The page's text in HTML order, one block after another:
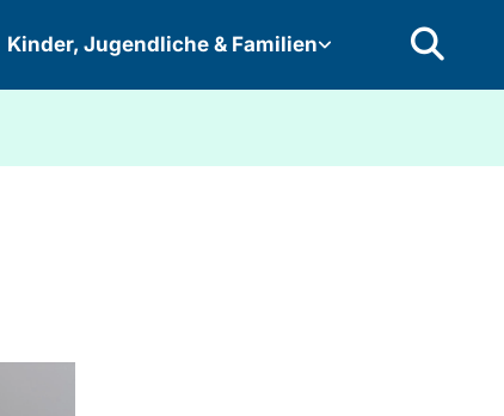
Kinder, Jugendliche & Familien